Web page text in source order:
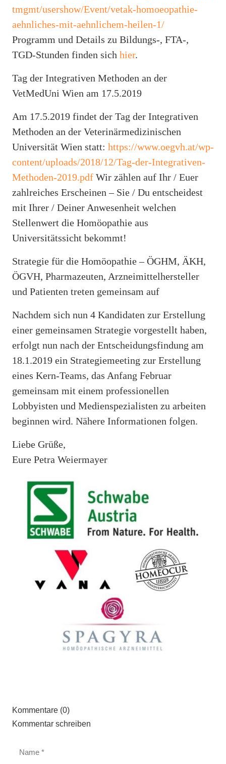
tmgmt/usershow/Event/vetak-homoeopathie-
aehnliches-mit-aehnlichem-heilen-1/
Programm und Details zu Bildungs-, FTA-,
TGD-Stunden finden sich hier.
Tag der Integrativen Methoden an der
VetMedUni Wien am 17.5.2019
Am 17.5.2019 findet der Tag der Integrativen
Methoden an der Veterinärmedizinischen
Universität Wien statt: https://www.oegvh.at/wp-
content/uploads/2018/12/Tag-der-Integrativen-
Methoden-2019.pdf Wir zählen auf Ihr / Euer
zahlreiches Erscheinen – Sie / Du entscheidest
mit Ihrer / Deiner Anwesenheit welchen
Stellenwert die Homöopathie aus
Universitätssicht bekommt!
Strategie für die Homöopathie – ÖGHM, ÄKH,
ÖGVH, Pharmazeuten, Arzneimittelhersteller
und Patienten treten gemeinsam auf
Nachdem sich nun 4 Kandidaten zur Erstellung
einer gemeinsamen Strategie vorgestellt haben,
erfolgt nun nach der Entscheidungsfindung am
18.1.2019 ein Strategiemeeting zur Erstellung
eines Kern-Teams, das Anfang Februar
gemeinsam mit einem professionellen
Lobbyisten und Medienspezialisten zu arbeiten
beginnen wird. Nähere Informationen folgen.
Liebe Grüße,
Eure Petra Weiermayer
Kommentare (0)
Kommentar schreiben